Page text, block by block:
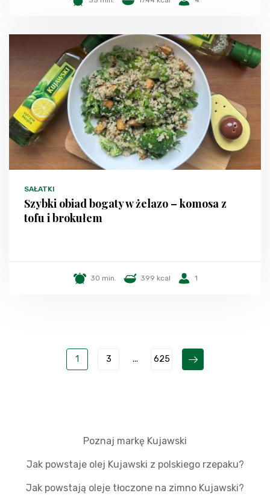
SAŁATKI
Szybki obiad bogaty w żelazo – komosa z
tofu i brokułem
30 min. 399 kcal 1
1 3 ... 625
Poznaj markę Kujawski
Jak powstaje olej Kujawski z polskiego rzepaku?
Jak powstają oleje tłoczone na zimno Kujawski?